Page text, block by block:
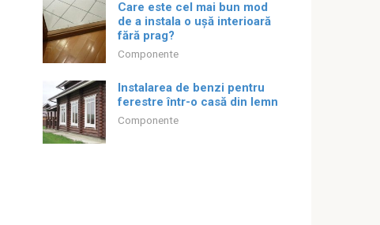
Care este cel mai bun mod
de a instala o ușă interioară
fără prag?
Componente
Instalarea de benzi pentru
ferestre într-o casă din lemn
Componente